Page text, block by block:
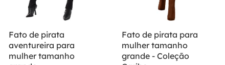
Fato de pirata
aventureira para
mulher tamanho
Fato de pirata para
mulher tamanho
grande - Coleção